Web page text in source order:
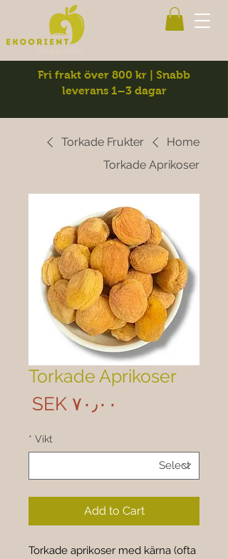
Fri frakt över 800 kr | Snabb
leverans 1–3 dagar
Home
Torkade Frukter
Torkade Aprikoser
Torkade Aprikoser
‎SEK ۷۰٫۰۰
Vikt
*
Add to Cart
Torkade aprikoser med kärna (ofta